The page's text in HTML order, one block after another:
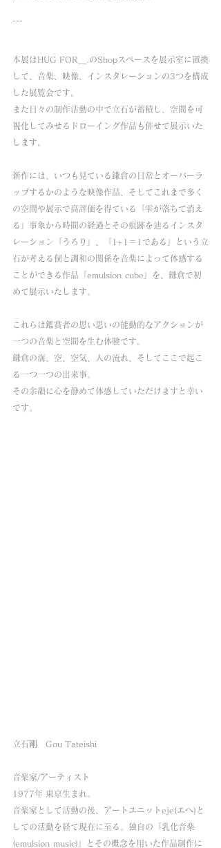
---
本展はHUG FOR＿.のShopスペースを展示室に置換
して、音楽、映像、インスタレーションの3つを構成
した展覧会です。
また日々の制作活動の中で立石が蓄積し、空間を可
視化してみせるドローイング作品も併せて展示いた
します。
新作には、いつも見ている鎌倉の日常とオーバーラ
ップするかのような映像作品、そしてこれまで多く
の空間や展示で高評価を得ている「雫が落ちて消え
る」事象から時間の経過とその痕跡を辿るインスタ
レーション「うろり」、「1+1＝1である」という立
石が考える個と調和の関係を音楽によって体感する
ことができる作品「emulsion cube」を、鎌倉で初
めて展示いたします。
これらは鑑賞者の思い思いの能動的なアクションが
一つの音楽と空間を生む体験です。
鎌倉の海、空、空気、人の流れ、そしてここで起こ
る一つ一つの出来事。
その余韻に心を静めて体感していただけますと幸い
です。
立石剛　Gou Tateishi
音楽家/アーティスト
1977年 東京生まれ。
音楽家として活動の後、アートユニットeje(エヘ)と
しての活動を経て現在に至る。独自の「乳化音楽
(emulsion music)」とその概念を用いた作品制作に